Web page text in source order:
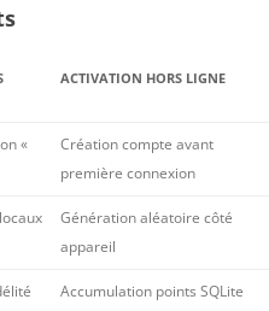
ACTIVATION HORS LIGNE
«
Création compte avant
première connexion
Génération aléatoire côté
appareil
Accumulation points SQLite